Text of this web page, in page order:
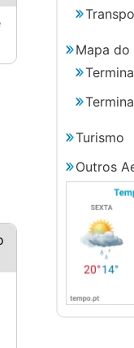
Mapa
Turismo
Outros